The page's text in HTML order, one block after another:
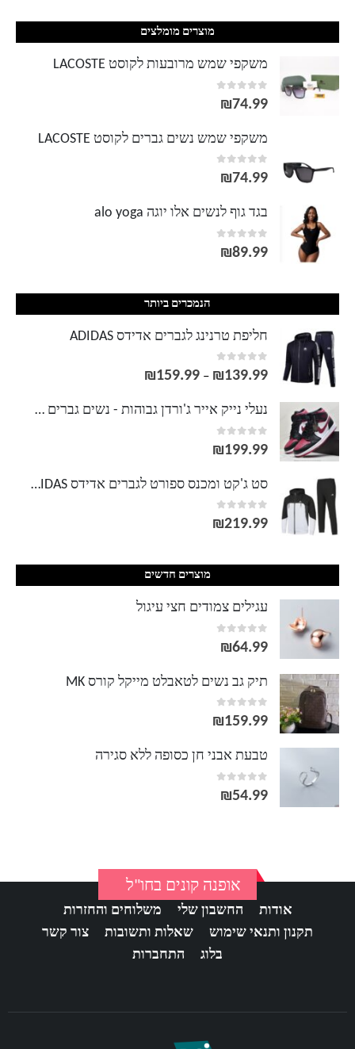
מוצרים מומלצים
משקפי שמש מרובעות לקוסט LACOSTE
0
out of 5
₪74.99
משקפי שמש נשים גברים לקוסט LACOSTE
0
out of 5
₪74.99
בגד גוף לנשים אלו יוגה alo yoga
0
out of 5
₪89.99
הנמכרים ביותר
חליפת טרנינג לגברים אדידס ADIDAS
0
out of 5
₪139.99
–
₪159.99
נעלי נייק אייר ג'ורדן גבוהות - נשים גברים NIKE AIR JORDAN
0
out of 5
₪199.99
סט ג'קט ומכנס ספורט לגברים אדידס ADIDAS
0
out of 5
₪219.99
מוצרים חדשים
עגילים צמודים חצי עיגול
0
out of 5
₪64.99
תיק גב נשים לטאבלט מייקל קורס MK
0
out of 5
₪159.99
טבעת אבני חן כסופה ללא סגירה
0
out of 5
₪54.99
אופנה קונים בחו"ל
אודות החשבון שלי
משלוחים והחזרות
תקנון ותנאי שימוש
שאלות ותשובות
צור קשר
בלוג
התחברות